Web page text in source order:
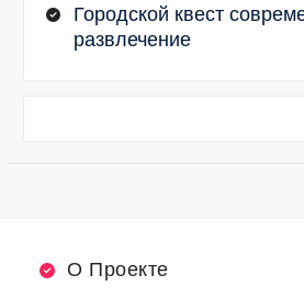
Городской квест
развлечение
О Проекте